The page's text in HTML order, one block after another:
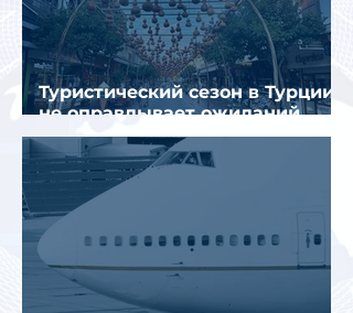
Туристический сезон в Турции
не оправдывает ожиданий
отрасли